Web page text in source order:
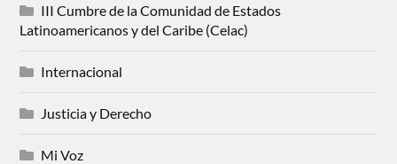
III Cumbre de la Comunidad de Estados
Latinoamericanos y del Caribe (Celac)
Internacional
Justicia y Derecho
Mi Voz